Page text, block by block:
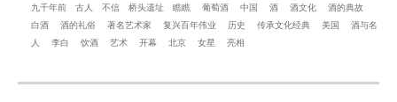
九千年前 古人 不信 桥头遗址 瞧瞧 葡萄酒 中国 酒 酒文化
酒的典故
白酒
酒的礼俗 著名艺术家 复兴百年伟业 历史 传承文化经典 美国
酒与名
人
李白 饮酒 艺术 开幕 北京 女星 亮相